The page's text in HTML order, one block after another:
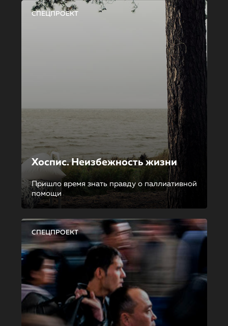
СПЕЦПРОЕКТ
Хоспис. Неизбежность жизни
Пришло время знать правду о паллиативной
помощи
СПЕЦПРОЕКТ